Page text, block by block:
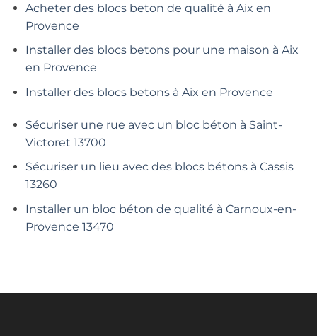
Acheter des blocs beton de qualité à Aix en
Provence
Installer des blocs betons pour une maison à Aix
en Provence
Installer des blocs betons à Aix en Provence
Sécuriser une rue avec un bloc béton à Saint-
Victoret 13700
Sécuriser un lieu avec des blocs bétons à Cassis
13260
Installer un bloc béton de qualité à Carnoux-en-
Provence 13470